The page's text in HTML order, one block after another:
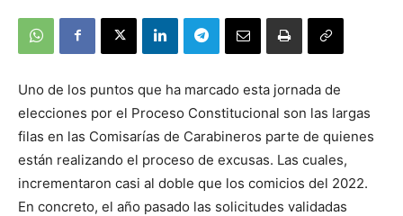
Uno de los puntos que ha marcado esta jornada de
elecciones por el Proceso Constitucional son las largas
filas en las Comisarías de Carabineros parte de quienes
están realizando el proceso de excusas. Las cuales,
incrementaron casi al doble que los comicios del 2022.
En concreto, el año pasado las solicitudes validadas